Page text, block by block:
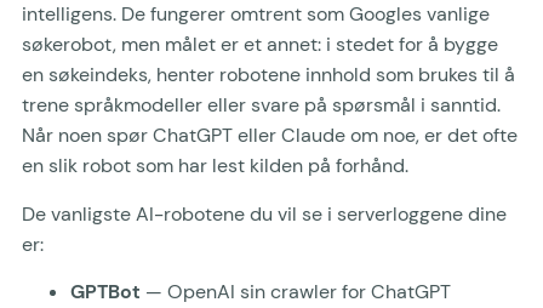
intelligens. De fungerer omtrent som Googles vanlige
søkerobot, men målet er et annet: i stedet for å bygge
en søkeindeks, henter robotene innhold som brukes til å
trene språkmodeller eller svare på spørsmål i sanntid.
Når noen spør ChatGPT eller Claude om noe, er det ofte
en slik robot som har lest kilden på forhånd.
De vanligste AI-robotene du vil se i serverloggene dine
er:
GPTBot — OpenAI sin crawler for ChatGPT